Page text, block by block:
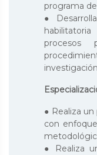
programa
●
procesos
● Realiza
con
● Realiza